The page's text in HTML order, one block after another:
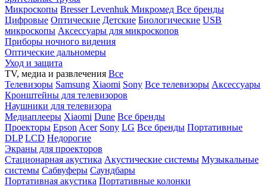
Микроскопы BresserLevenhuk Микромед Все бренды
Цифровые Оптические Детские Биологические USB
микроскопы Аксессуары для микроскопов
Приборы ночного видения
Оптические дальномеры
Уход и защита
TV, медиа и развлечения Все
Телевизоры Samsung Xiaomi Sony Все телевизоры Аксессуары
Кронштейны для телевизоров
Наушники для телевизора
Медиаплееры Xiaomi Dune Все бренды
Проекторы Epson Acer Sony LG Все бренды Портативные
DLP LCD Недорогие
Экраны для проекторов
Стационарная акустика Акустические системы Музыкальные
системы Сабвуферы Саундбары
Портативная акустика Портативные колонки